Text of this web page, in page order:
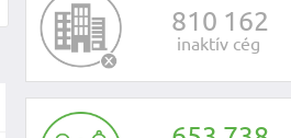
810 162
inaktív cég